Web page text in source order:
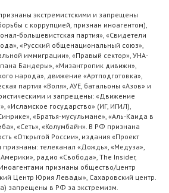
экстремистскими и запрещены
с коррупцией, признан иноагентом),
большевистская партия», «Свидетели
«Русский общенациональный союз»,
иммиграции», «Правый сектор», УНА-
Бандеры», «Мизантропик дивижн»,
народа», движение «Артподготовка»,
партия «Воля», АУЕ, батальоны «Азов» и
и запрещены: «Движение
«Исламское государство» (ИГ, ИГИЛ),
«Братья-мусульмане», «Аль-Каида в
«Сеть», «Колумбайн». В РФ признана
«Открытой России», издания «Проект
телеканал «Дождь», «Медуза»,
радио «Свобода», The Insider,
признаны общество/центр
Центр Юрия Левады», Сахаровский центр.
запрещены в РФ за экстремизм.